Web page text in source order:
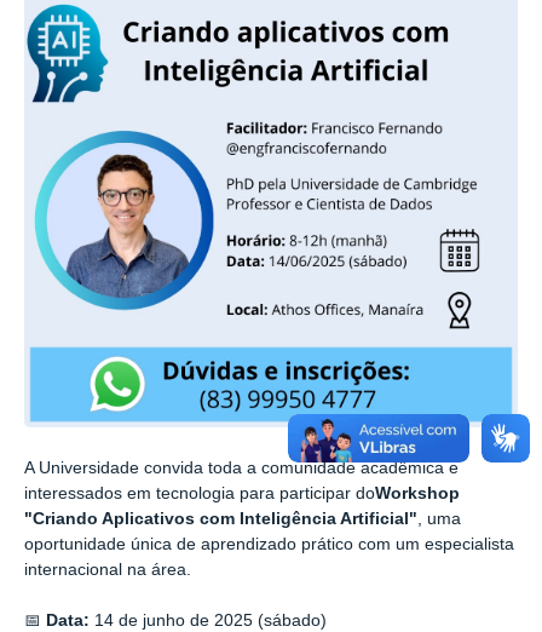
A Universidade convida toda a comunidade acadêmica e
interessados em tecnologia para participar doWorkshop
"Criando Aplicativos com Inteligência Artificial", uma
oportunidade única de aprendizado prático com um especialista
internacional na área.
📅 Data: 14 de junho de 2025 (sábado)